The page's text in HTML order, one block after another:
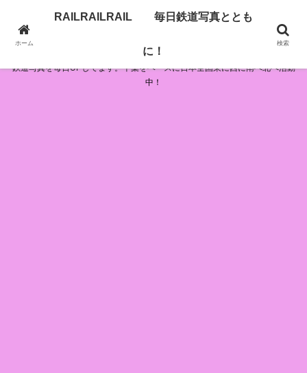
RAILRAILRAIL 毎日鉄道写真とともに！
鉄道写真を毎日UPしてます。千葉をベースに日本全国東に西に南へ北へ活動
中！
ホーム
RAILRAILRAIL 毎日鉄道写真ととも
に！
検索